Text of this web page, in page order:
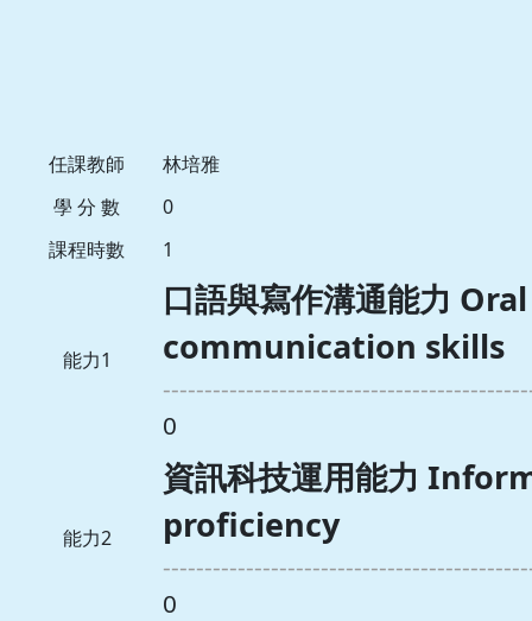
任課教師
林培雅
學 分 數
0
課程時數
1
能力1
口語與寫作溝通能力
communication skills
0
能力2
資訊科技運用能力
proficiency
0